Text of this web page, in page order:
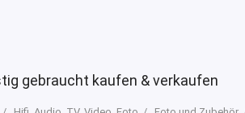
gebraucht kaufen & verkaufen